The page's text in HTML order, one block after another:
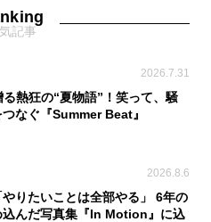
記事
2026.7.31
熱狂の“夏物語”！笑って、騒
なぐ『Summer Beat』
2026.8.6
りたいことは全部やる」 6年の
込んだ写真集『In Motion』に込